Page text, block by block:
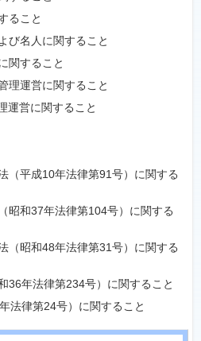
ること
び名人に関すること
関すること
理運営に関すること
運営に関すること
（平成10年法律第91号）に関する
昭和37年法律第104号）に関する
（昭和48年法律第31号）に関する
36年法律第234号）に関すること
法律第24号）に関すること